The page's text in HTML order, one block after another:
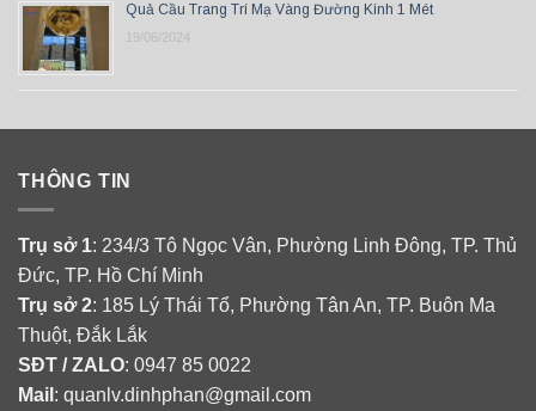
Quả Cầu Trang Trí Mạ Vàng Đường Kính 1 Mét
19/06/2024
THÔNG TIN
Trụ sở 1: 234/3 Tô Ngọc Vân, Phường Linh Đông, TP. Thủ
Đức, TP. Hồ Chí Minh
Trụ sở 2: 185 Lý Thái Tổ, Phường Tân An, TP. Buôn Ma
Thuột, Đắk Lắk
SĐT / ZALO: 0947 85 0022
Mail : quanlv.dinhphan@gmail.com